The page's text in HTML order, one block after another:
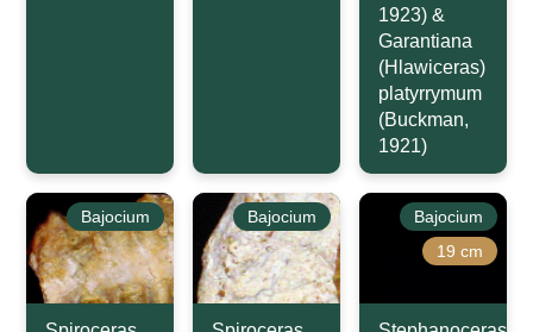
1923) &
Garantiana
(Hlawiceras)
platyrrymum
(Buckman,
1921)
Bajocium Bajocium
Bajocium
19 cm